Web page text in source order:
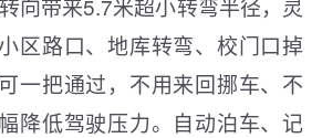
区路口、地库转弯、校门口掉
一把通过，不用来回挪车、不
降低驾驶压力。自动泊车、记